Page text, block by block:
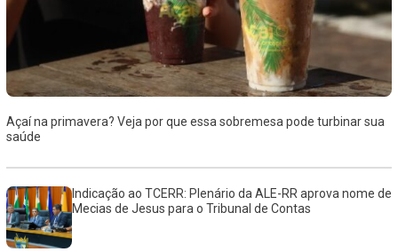
Açaí na primavera? Veja por que essa sobremesa pode turbinar sua
saúde
Indicação ao TCERR: Plenário da ALE-RR aprova nome de
Mecias de Jesus para o Tribunal de Contas